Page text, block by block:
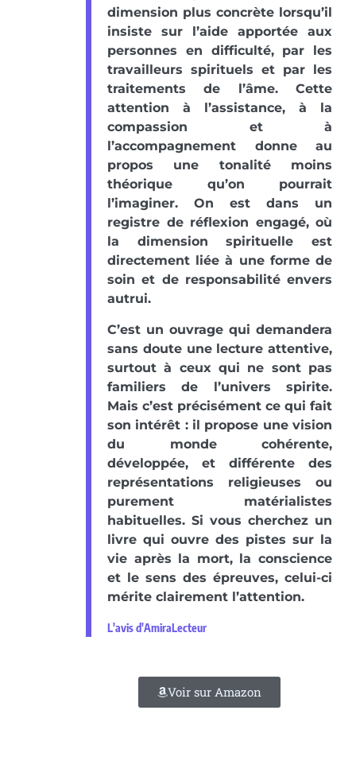
dimension plus concrète lorsqu’il
insiste sur l’aide apportée aux
personnes en difficulté, par les
travailleurs spirituels et par les
traitements de l’âme. Cette
attention à l’assistance, à la
compassion et à
l’accompagnement donne au
propos une tonalité moins
théorique qu’on pourrait
l’imaginer. On est dans un
registre de réflexion engagé, où
la dimension spirituelle est
directement liée à une forme de
soin et de responsabilité envers
autrui.
C’est un ouvrage qui demandera
sans doute une lecture attentive,
surtout à ceux qui ne sont pas
familiers de l’univers spirite.
Mais c’est précisément ce qui fait
son intérêt : il propose une vision
du monde cohérente,
développée, et différente des
représentations religieuses ou
purement matérialistes
habituelles. Si vous cherchez un
livre qui ouvre des pistes sur la
vie après la mort, la conscience
et le sens des épreuves, celui-ci
mérite clairement l’attention.
L'avis d'AmiraLecteur
Voir sur Amazon